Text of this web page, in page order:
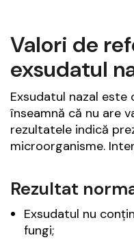
Valori de
exsudatul
Exsudatul nazal este
înseamnă că nu are
rezultatele indică
microorganisme.
Rezultat
Exsudatul nu
fungi;